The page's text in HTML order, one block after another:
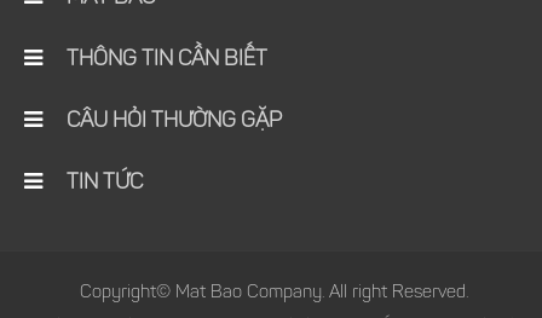
THÔNG TIN CẦN BIẾT
CÂU HỎI THƯỜNG GẶP
TIN TỨC
Copyright© Mat Bao Company. All right Reserved.